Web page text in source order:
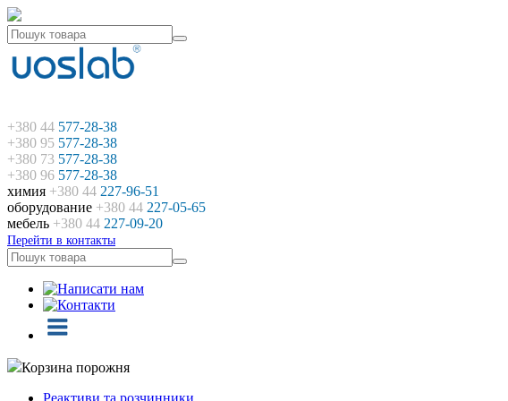
+380 44 577-28-38
+380 95 577-28-38
+380 73 577-28-38
+380 96 577-28-38
химия +380 44 227-96-51
оборудование +380 44 227-05-65
мебель +380 44 227-09-20
Перейти в контакты
Корзина порожня
Реактиви та розчинники